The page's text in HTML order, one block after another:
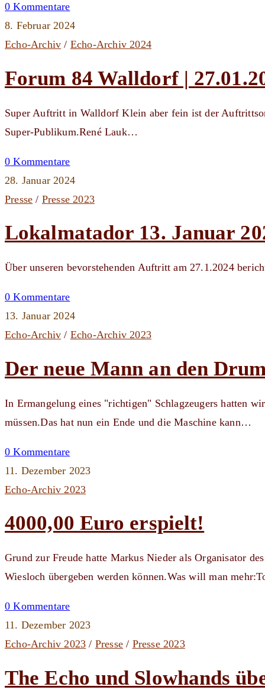
0 Kommentare
8. Februar 2024
Echo-Archiv / Echo-Archiv 2024
Forum 84 Walldorf |
Super Auftritt in Walldorf Klein aber fein ist der
Super-Publikum.René Lauk…
0 Kommentare
28. Januar 2024
Presse / Presse 2023
Lokalmatador 13. Januar
Über unseren bevorstehenden Auftritt am 27.1.2024
0 Kommentare
13. Januar 2024
Echo-Archiv / Echo-Archiv 2023
Der neue Mann an den
In Ermangelung eines "richtigen" Schlagzeugers hatten
müssen.Das hat nun ein Ende und die Maschine kann…
0 Kommentare
11. Dezember 2023
Echo-Archiv 2023
4000,00 Euro erspielt!
Grund zur Freude hatte Markus Nieder als Organisator
Wiesloch übergeben werden können.Was will man
0 Kommentare
11. Dezember 2023
Echo-Archiv 2023 / Presse / Presse 2023
The Echo und Slowhands